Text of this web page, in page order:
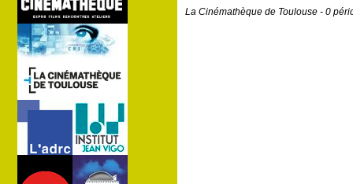
La Cinémathèque de Toulouse - 0